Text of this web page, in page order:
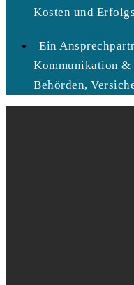
Kosten und
Ein
Kommunikation &
Behörden,